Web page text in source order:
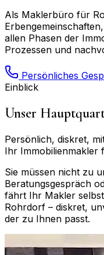
Als Maklerbüro für
allen Phasen der
Prozessen und
Persönliches
Einblick
Unser
Persönlich, diskret,
Ihr Immobilienmakler
Sie müssen nicht zu
Beratungsgespräch
fährt Ihr Makler
Rohrdorf – diskret,
der zu Ihnen passt.